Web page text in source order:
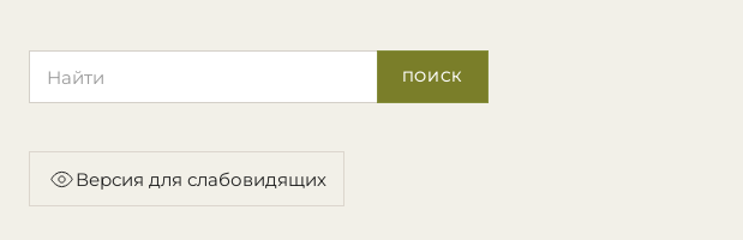
ПОИСК
Версия для слабовидящих